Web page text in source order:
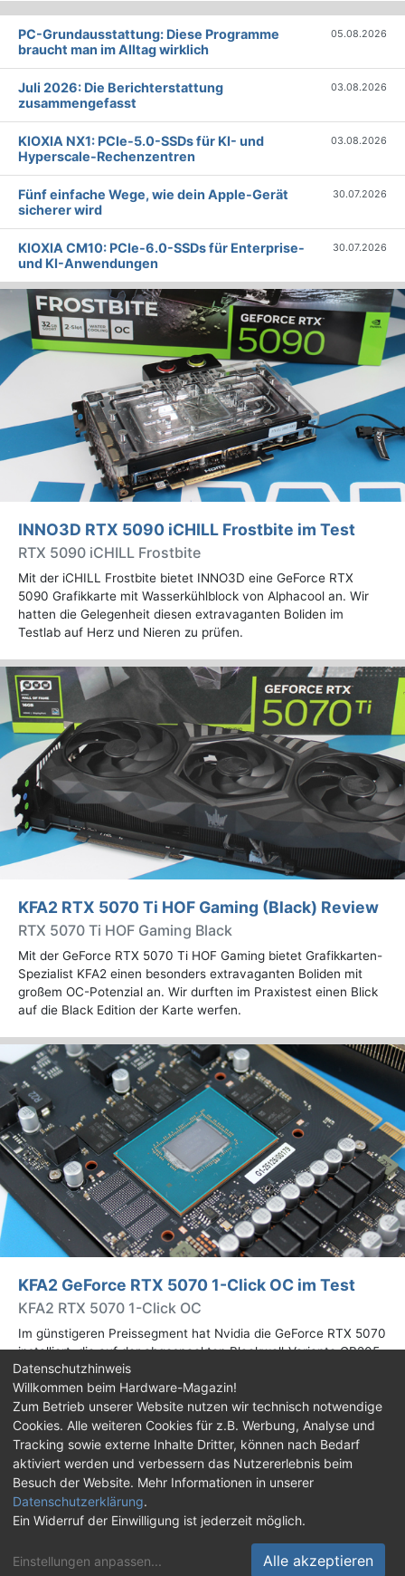
PC-Grundausstattung: Diese Programme
braucht man im Alltag wirklich
05.08.2026
Juli 2026: Die Bericht­erstattung
zusammengefasst
03.08.2026
KIOXIA NX1: PCIe-5.0-SSDs für KI- und
Hyperscale-Rechenzentren
03.08.2026
Fünf einfache Wege, wie dein Apple-Gerät
sicherer wird
30.07.2026
KIOXIA CM10: PCIe-6.0-SSDs für Enterprise-
und KI-Anwendungen
30.07.2026
INNO3D RTX 5090 iCHILL Frostbite im Test
RTX 5090 iCHILL Frostbite
Mit der iCHILL Frostbite bietet INNO3D eine GeForce RTX
5090 Grafikkarte mit Wasserkühlblock von Alphacool an. Wir
hatten die Gelegenheit diesen extravaganten Boliden im
Testlab auf Herz und Nieren zu prüfen.
KFA2 RTX 5070 Ti HOF Gaming (Black) Review
RTX 5070 Ti HOF Gaming Black
Mit der GeForce RTX 5070 Ti HOF Gaming bietet Grafikkarten-
Spezialist KFA2 einen besonders extravaganten Boliden mit
großem OC-Potenzial an. Wir durften im Praxistest einen Blick
auf die Black Edition der Karte werfen.
KFA2 GeForce RTX 5070 1-Click OC im Test
KFA2 RTX 5070 1-Click OC
Im günstigeren Preissegment hat Nvidia die GeForce RTX 5070
installiert, die auf der abgespeckten Blackwell-Variante GB205
basiert. Wir haben uns ein Custom-Design von Hersteller KFA2
im Test genauer angesehen.
Impressum| Kontakt |Jobs |Datenschutz |
Consent‑Einstellungen |Haftungsausschluss
Feed Facebook
Twitch
Discord
© Copyright 2001 - 2026 Hardware-Magazin
Datenschutzhinweis
Willkommen beim Hardware-Magazin!
Zum Betrieb unserer Website nutzen wir technisch notwendige
Cookies. Alle weiteren Cookies für z.B. Werbung, Analyse und
Tracking sowie externe Inhalte Dritter, können nach Bedarf
aktiviert werden und verbessern das Nutzererlebnis beim
Besuch der Website. Mehr Informationen in unserer
Datenschutzerklärung.
Ein Widerruf der Einwilligung ist jederzeit möglich.
Einstellungen anpassen... Alle akzeptieren